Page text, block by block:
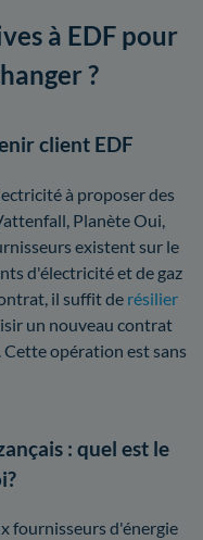
à EDF pour
?
client EDF
à proposer des
Planète Oui,
existent sur le
d'électricité et de gaz
il suffit de résilier
un nouveau contrat
opération est sans
: quel est le
fournisseurs d'énergie